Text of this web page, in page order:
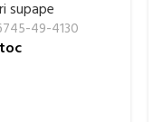
supape
49-4130